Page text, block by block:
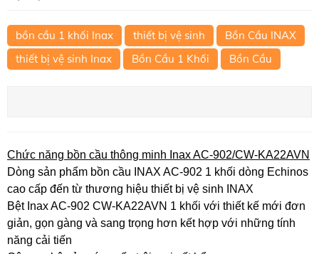
bồn cầu 1 khối Inax thiết bị vệ sinh
Bồn Cầu INAX
thiết bị vệ sinh Inax
Bồn Cầu 1 Khối Bồn Cầu
Chức năng bồn cầu thông minh Inax AC-902/CW-KA22AVN
Dòng sản phẩm bồn cầu INAX AC-902 1 khối dòng Echinos
cao cấp đến từ thương hiệu thiết bị vệ sinh INAX
Bệt Inax AC-902 CW-KA22AVN 1 khối với thiết kế mới đơn
giản, gọn gàng và sang trọng hơn kết hợp với những tính
năng cải tiến